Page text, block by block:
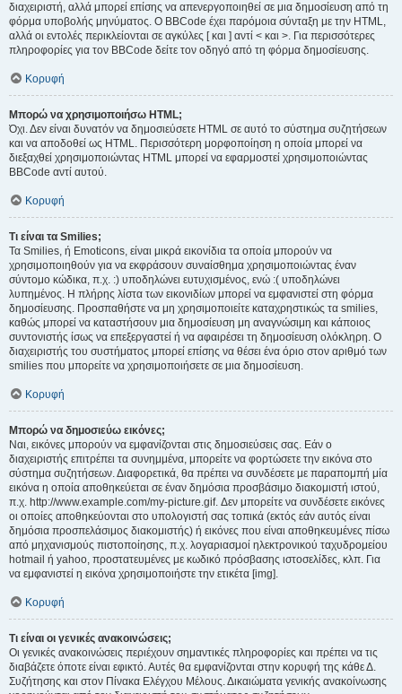
διαχειριστή, αλλά μπορεί επίσης να απενεργοποιηθεί σε μια δημοσίευση από τη
φόρμα υποβολής μηνύματος. Ο BBCode έχει παρόμοια σύνταξη με την HTML,
αλλά οι εντολές περικλείονται σε αγκύλες [ και ] αντί < και >. Για περισσότερες
πληροφορίες για τον BBCode δείτε τον οδηγό από τη φόρμα δημοσίευσης.
Κορυφή
Μπορώ να χρησιμοποιήσω HTML;
Όχι. Δεν είναι δυνατόν να δημοσιεύσετε HTML σε αυτό το σύστημα συζητήσεων
και να αποδοθεί ως HTML. Περισσότερη μορφοποίηση η οποία μπορεί να
διεξαχθεί χρησιμοποιώντας HTML μπορεί να εφαρμοστεί χρησιμοποιώντας
BBCode αντί αυτού.
Κορυφή
Τι είναι τα Smilies;
Τα Smilies, ή Emoticons, είναι μικρά εικονίδια τα οποία μπορούν να
χρησιμοποιηθούν για να εκφράσουν συναίσθημα χρησιμοποιώντας έναν
σύντομο κώδικα, π.χ. :) υποδηλώνει ευτυχισμένος, ενώ :( υποδηλώνει
λυπημένος. Η πλήρης λίστα των εικονιδίων μπορεί να εμφανιστεί στη φόρμα
δημοσίευσης. Προσπαθήστε να μη χρησιμοποιείτε καταχρηστικώς τα smilies,
καθώς μπορεί να καταστήσουν μια δημοσίευση μη αναγνώσιμη και κάποιος
συντονιστής ίσως να επεξεργαστεί ή να αφαιρέσει τη δημοσίευση ολόκληρη. Ο
διαχειριστής του συστήματος μπορεί επίσης να θέσει ένα όριο στον αριθμό των
smilies που μπορείτε να χρησιμοποιήσετε σε μια δημοσίευση.
Κορυφή
Μπορώ να δημοσιεύω εικόνες;
Ναι, εικόνες μπορούν να εμφανίζονται στις δημοσιεύσεις σας. Εάν ο
διαχειριστής επιτρέπει τα συνημμένα, μπορείτε να φορτώσετε την εικόνα στο
σύστημα συζητήσεων. Διαφορετικά, θα πρέπει να συνδέσετε με παραπομπή μία
εικόνα η οποία αποθηκεύεται σε έναν δημόσια προσβάσιμο διακομιστή ιστού,
π.χ. http://www.example.com/my-picture.gif. Δεν μπορείτε να συνδέσετε εικόνες
οι οποίες αποθηκεύονται στο υπολογιστή σας τοπικά (εκτός εάν αυτός είναι
δημόσια προσπελάσιμος διακομιστής) ή εικόνες που είναι αποθηκευμένες πίσω
από μηχανισμούς πιστοποίησης, π.χ. λογαριασμοί ηλεκτρονικού ταχυδρομείου
hotmail ή yahoo, προστατευμένες με κωδικό πρόσβασης ιστοσελίδες, κλπ. Για
να εμφανιστεί η εικόνα χρησιμοποιήστε την ετικέτα [img].
Κορυφή
Τι είναι οι γενικές ανακοινώσεις;
Οι γενικές ανακοινώσεις περιέχουν σημαντικές πληροφορίες και πρέπει να τις
διαβάζετε όποτε είναι εφικτό. Αυτές θα εμφανίζονται στην κορυφή της κάθε Δ.
Συζήτησης και στον Πίνακα Ελέγχου Μέλους. Δικαιώματα γενικής ανακοίνωσης